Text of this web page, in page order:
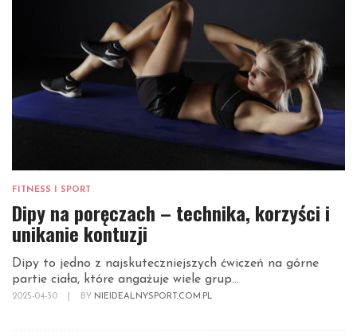
FITNESS I SPORT
Dipy na poręczach – technika, korzyści i
unikanie kontuzji
Dipy to jedno z najskuteczniejszych ćwiczeń na górne
partie ciała, które angażuje wiele grup...
2025-04-30 BY NIEIDEALNYSPORT.COM.PL